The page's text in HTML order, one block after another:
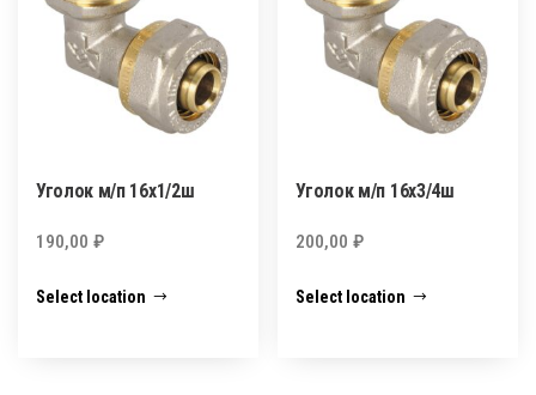
Уголок м/п 16х1/2ш
190,00 ₽
Select location
Уголок м/п 16х3/4ш
200,00₽
Select location